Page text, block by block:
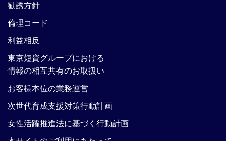
勧誘方針
倫理コード
利益相反
東京短資グループにおける
情報の相互共有のお取扱い
お客様本位の業務運営
次世代育成支援対策行動計画
女性活躍推進法に基づく行動計画